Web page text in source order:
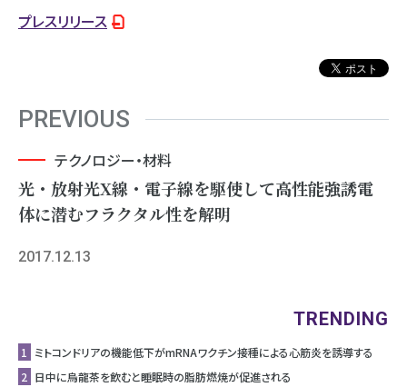
プレスリリース
PREVIOUS
テクノロジー・材料
光・放射光X線・電子線を駆使して高性能強誘電
体に潜むフラクタル性を解明
2017.12.13
TRENDING
1 ミトコンドリアの機能低下がmRNAワクチン接種による心筋炎を誘導する
2 日中に烏龍茶を飲むと睡眠時の脂肪燃焼が促進される